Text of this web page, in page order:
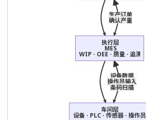
生产订单
确认产量
设备数据
操作员输入
条码扫描
执行层
MES
WIP · OEE · 质量 · 追溯
车间层
设备 · PLC · 传感器 · 操作员